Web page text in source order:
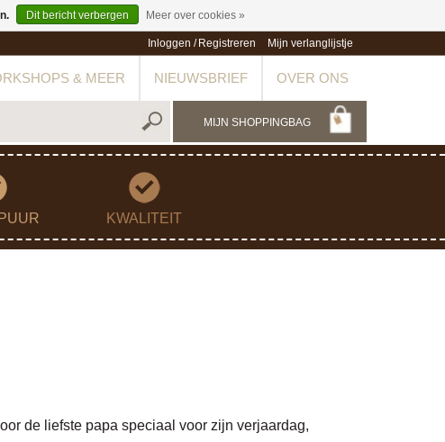
Inloggen / Registreren Mijn verlanglijstje
& MEER NIEUWSBRIEF OVER ONS
MIJN SHOPPINGBAG
KWALITEIT
de liefste papa speciaal voor zijn verjaardag,
Dit bericht verbergen Meer over cookies »